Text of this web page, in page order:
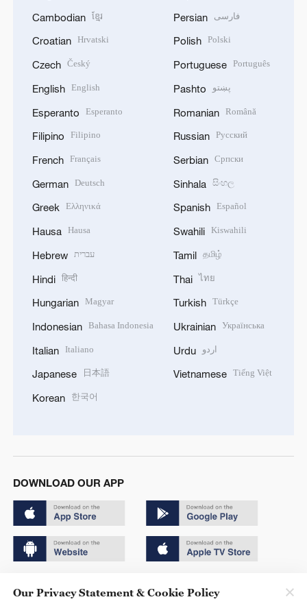
Cambodian ខ្មែរ
Croatian Hrvatski
Czech Český
English English
Esperanto Esperanto
Filipino Filipino
French Français
German Deutsch
Greek Ελληνικά
Hausa Hausa
Hebrew עברית
Hindi हिन्दी
Hungarian Magyar
Indonesian Bahasa Indonesia
Italian Italiano
Japanese 日本語
Korean 한국어
Persian فارسی
Polish Polski
Portuguese Português
Pashto پښتو
Romanian Română
Russian Русский
Serbian Српски
Sinhala සිංහල
Spanish Español
Swahili Kiswahili
Tamil தமிழ்
Thai ไทย
Turkish Türkçe
Ukrainian Українська
Urdu اردو
Vietnamese Tiếng Việt
DOWNLOAD OUR APP
Our Privacy Statement & Cookie Policy